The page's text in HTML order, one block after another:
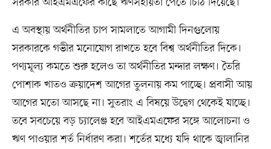
এ অবস্থায় অর্থনীতির চাপ সামলাতে আগামী দিনগুলোয়
সরকারকে গভীর মনোযোগ রাখতে হবে বিশ্ব অর্থনীতির দিকে।
পণ্যমূল্য কমতে শুরু হলেও তা অর্থনীতির মন্দার লক্ষণ। তৈরি
পোশাক খাতও ক্রয়াদেশ আগের তুলনায় কম পাচ্ছে। প্রবাসী আয়
আগের মতো আসছে না। সুতরাং এ বিষয়ে উদ্বেগ থেকেই যাচ্ছে।
তবে সবচেয়ে বড় চ্যালেঞ্জ হবে আইএমএফের সঙ্গে আলোচনা ও
ঋণ পাওয়ার শর্ত নির্ধারণ করা। শর্তের মধ্যে যদি থাকে জ্বালানির